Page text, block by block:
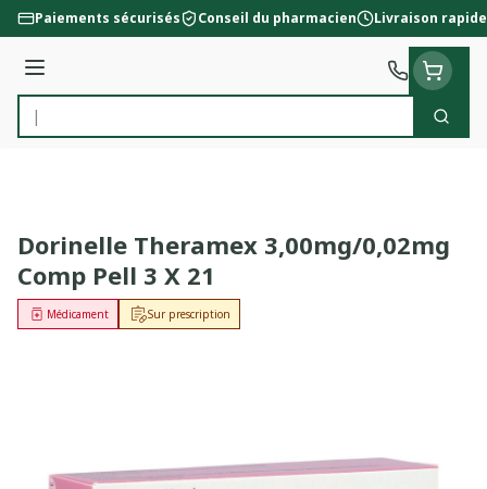
Aller au contenu
Paiements sécurisés Conseil du pharmacien Livraison rapide
Menu
Rechercher
Dorinelle Theramex 3,00mg/0,02mg
Comp Pell 3 X 21
Sur prescription
Médicament